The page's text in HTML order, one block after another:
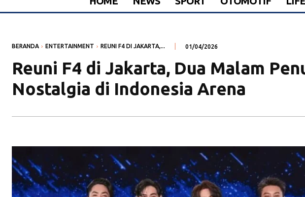
BERANDA ENTERTAINMENT REUNI F4 DI JAKARTA,... 01/04/2026
Reuni F4 di Jakarta, Dua Malam
Nostalgia di Indonesia Arena